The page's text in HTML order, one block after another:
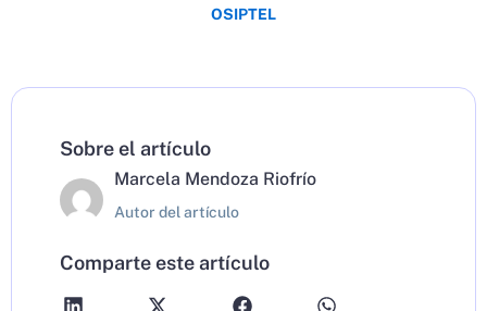
OSIPTEL
Sobre el artículo
Marcela Mendoza Riofrío
Autor del artículo
Comparte este artículo